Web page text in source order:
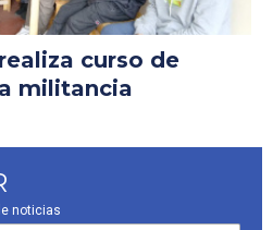
curso de
militancia
noticias